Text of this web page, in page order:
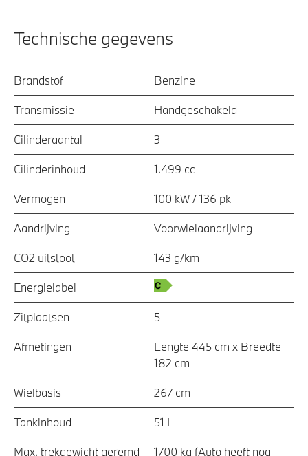
Technische gegevens
Brandstof Benzine
Transmissie Handgeschakeld
Cilinderaantal 3
Cilinderinhoud 1.499 cc
Vermogen 100 kW / 136 pk
Aandrijving Voorwielaandrijving
CO2 uitstoot 143 g/km
Energielabel
Zitplaatsen 5
Afmetingen
Lengte 445 cm x Breedte
182 cm
Wielbasis 267 cm
Tankinhoud 51 L
Max. trekgewicht geremd 1700 kg (Auto heeft nog